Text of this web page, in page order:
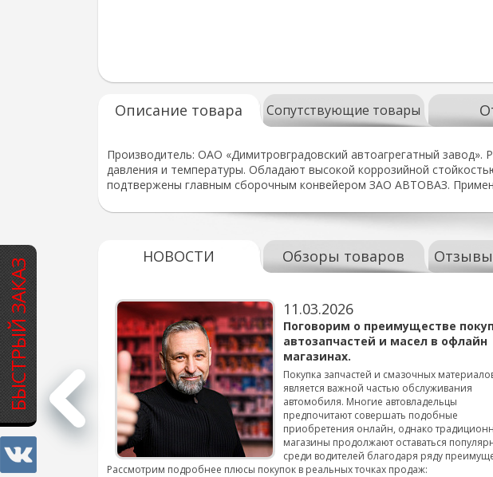
БЫСТРЫЙ ЗАКАЗ
Описание товара Сопутствующие товары
Производитель: ОАО «Димитровградовский автоагрегатный
давления и температуры. Обладают высокой коррозийной
подтвержены главным сборочным конвейером ЗАО АВТОВАЗ.
НОВОСТИ Обзоры товаров
для
смены шин на
подробнее...
11.03.2026
Поговорим о преимуществе
автозапчастей и масел в офлайн
магазинах.
Покупка запчастей и смазочных
является важной частью обслуживания
автомобиля. Многие автовладельцы
предпочитают совершать подобные
приобретения онлайн, однако
магазины продолжают оставаться
среди водителей благодаря ряду
Рассмотрим подробнее плюсы покупок в реальных точках продаж: